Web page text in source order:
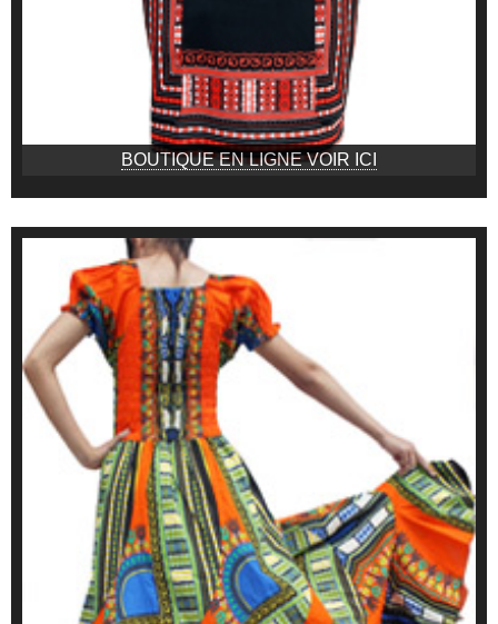
BOUTIQUE EN LIGNE VOIR ICI